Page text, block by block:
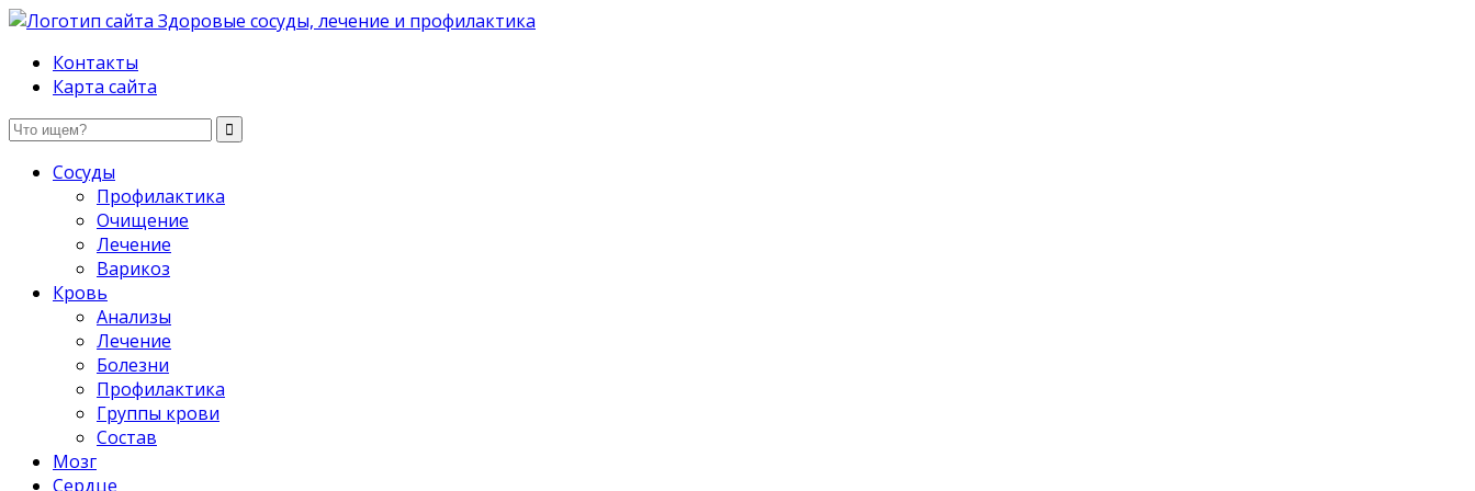
Здоровые сосуды, лечение и профилактика
Контакты
Карта сайта
Сосуды
Профилактика
Очищение
Лечение
Варикоз
Кровь
Анализы
Лечение
Болезни
Профилактика
Группы крови
Состав
Мозг
Сердце